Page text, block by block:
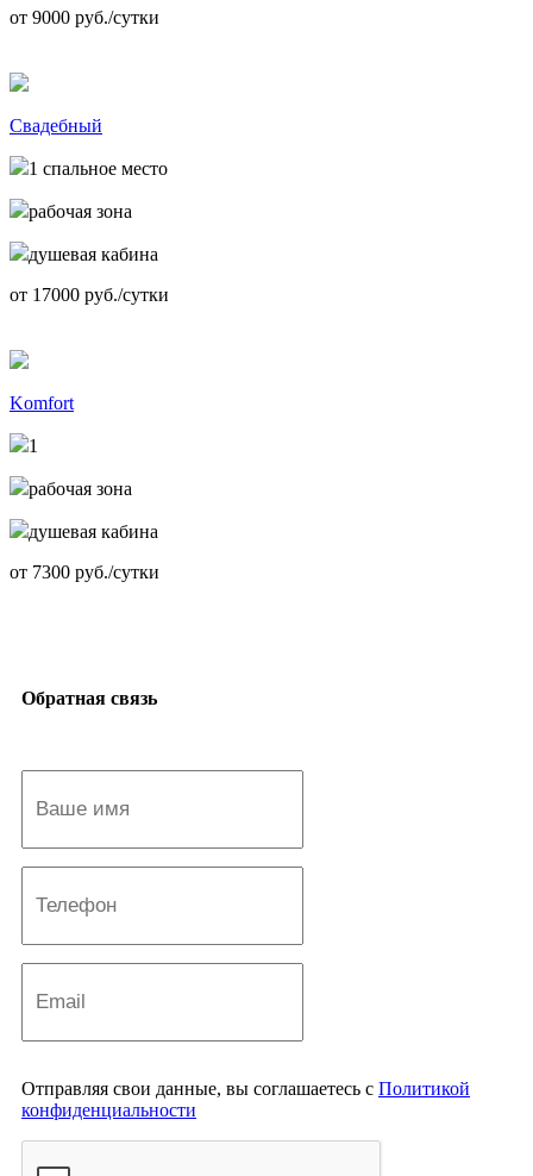
от 9000 руб./сутки
Свадебный
1 спальное место
рабочая зона
душевая кабина
от 17000 руб./сутки
Komfort
1
рабочая зона
душевая кабина
от 7300 руб./сутки
Обратная связь
Отправляя свои данные, вы соглашаетесь с Политикой
конфиденциальности